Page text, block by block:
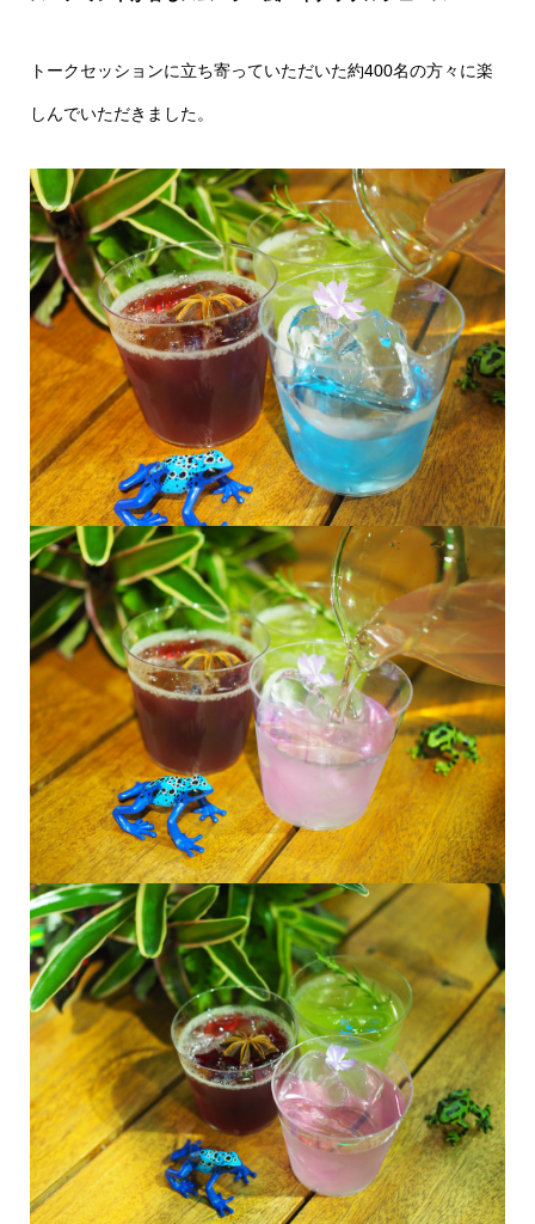
トークセッションに立ち寄っていただいた約400名の方々に楽
しんでいただきました。